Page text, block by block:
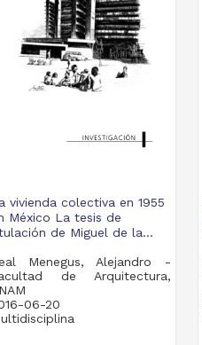
vivienda colectiva en 1955
México La tesis de
de Miguel de la...
Menegus, Alejandro -
de Arquitectura,
06-20